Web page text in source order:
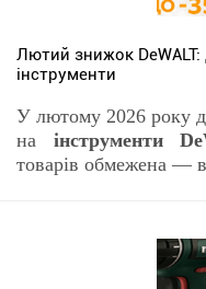
Лютий знижок DeWALT:
інструменти
У лютому 2026 року
на інструменти
товарів обмежена —